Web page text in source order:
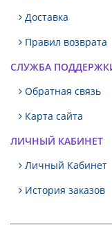
Доставка
Правил возврата
СЛУЖБА
Обратная связь
Карта сайта
ЛИЧНЫЙ КАБИНЕТ
Личный Кабинет
История заказов